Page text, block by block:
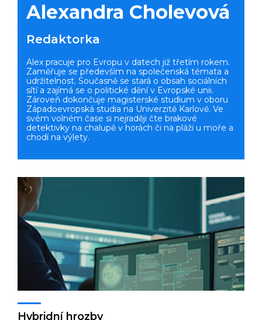
Alexandra Cholevová
Redaktorka
Alex pracuje pro Evropu v datech již třetím rokem.
Zaměřuje se především na společenská témata a
udržitelnost. Současně se stará o obsah sociálních
sítí a zajímá se o politické dění v Evropské unii.
Zároveň dokončuje magisterské studium v oboru
Západoevropská studia na Univerzitě Karlově. Ve
svém volném čase si nejraději čte brakové
detektivky na chalupě v horách či na pláži u moře a
chodí na výlety.
Hybridní hrozby